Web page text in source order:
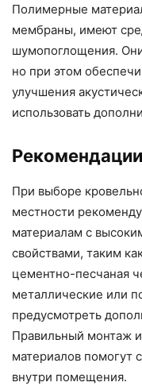
Полимерные
мембраны, имеют
шумопоглощения.
но при этом
улучшения
использовать
При выборе
местности
материалам с
свойствами, таким
цементно-песчаная
металлические или
предусмотреть
Правильный монтаж
материалов помогут
внутри помещения.